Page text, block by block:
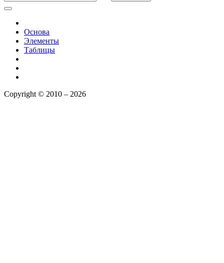
Основа
Элементы
Таблицы
Copyright © 2010 – 2026